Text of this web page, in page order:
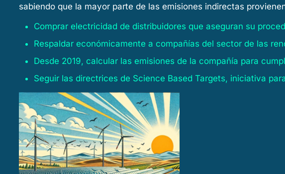
sabiendo que la mayor parte de las emisiones indirectas
Comprar electricidad de distribuidores que aseguran su
Respaldar económicamente a compañías del sector de las
Desde 2019, calcular las emisiones de la compañía para
Seguir las directrices de Science Based Targets, iniciativa